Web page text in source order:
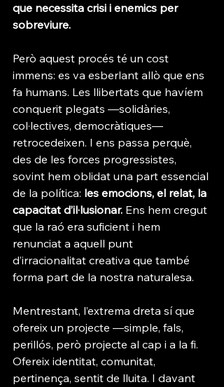
que necessita crisi i enemics per
sobreviure.
Però aquest procés té un cost
immens: es va esberlant allò que ens
fa humans. Les llibertats que havíem
conquerit plegats —solidàries,
col·lectives, democràtiques—
retrocedeixen. I ens passa perquè,
des de les forces progressistes,
sovint hem oblidat una part essencial
de la política: les emocions, el relat, la
capacitat d’il·lusionar. Ens hem cregut
que la raó era suficient i hem
renunciat a aquell punt
d’irracionalitat creativa que també
forma part de la nostra naturalesa.
Mentrestant, l’extrema dreta sí que
ofereix un projecte —simple, fals,
perillós, però projecte al cap i a la fi.
Ofereix identitat, comunitat,
pertinença, sentit de lluita. I davant